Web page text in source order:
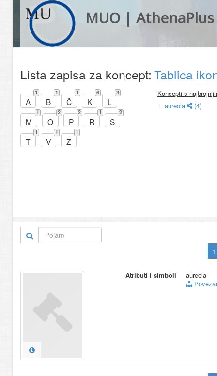
MUO | AthenaPlus
Lista zapisa za koncept:Tablica
A
1
B
1
Č
1
K
6
L
3
M
1
O
2
P
2
R
1
S
2
T
1
V
1
Z
1
Koncepti s
1. aureola (4)
Atributi i simboli
aureola